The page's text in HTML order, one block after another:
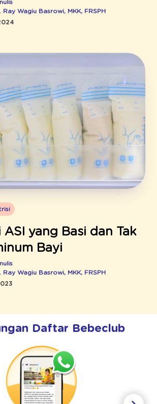
Ray Wagiu Basrowi, MKK, FRSPH
ASI yang Basi dan Tak
Bayi
Ray Wagiu Basrowi, MKK, FRSPH
Daftar Bebeclub